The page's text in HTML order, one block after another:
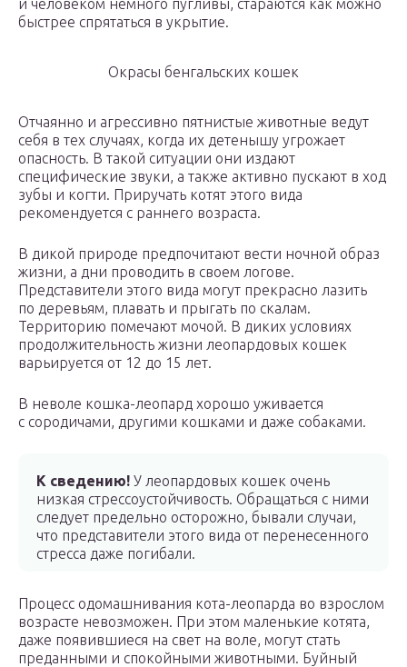
и человеком немного пугливы, стараются как можно
быстрее спрятаться в укрытие.
Окрасы бенгальских кошек
Отчаянно и агрессивно пятнистые животные ведут
себя в тех случаях, когда их детенышу угрожает
опасность. В такой ситуации они издают
специфические звуки, а также активно пускают в ход
зубы и когти. Приручать котят этого вида
рекомендуется с раннего возраста.
В дикой природе предпочитают вести ночной образ
жизни, а дни проводить в своем логове.
Представители этого вида могут прекрасно лазить
по деревьям, плавать и прыгать по скалам.
Территорию помечают мочой. В диких условиях
продолжительность жизни леопардовых кошек
варьируется от 12 до 15 лет.
В неволе кошка-леопард хорошо уживается
с сородичами, другими кошками и даже собаками.
К сведению! У леопардовых кошек очень
низкая стрессоустойчивость. Обращаться с ними
следует предельно осторожно, бывали случаи,
что представители этого вида от перенесенного
стресса даже погибали.
Процесс одомашнивания кота-леопарда во взрослом
возрасте невозможен. При этом маленькие котята,
даже появившиеся на свет на воле, могут стать
преданными и спокойными животными. Буйный